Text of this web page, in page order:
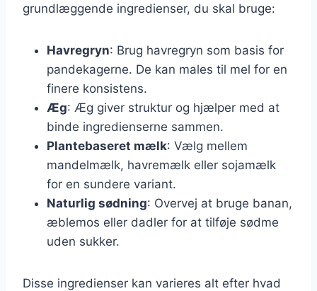
grundlæggende ingredienser, du skal bruge:
Havregryn: Brug havregryn som basis for
pandekagerne. De kan males til mel for en
finere konsistens.
Æg: Æg giver struktur og hjælper med at
binde ingredienserne sammen.
Plantebaseret mælk: Vælg mellem
mandelmælk, havremælk eller sojamælk
for en sundere variant.
Naturlig sødning: Overvej at bruge banan,
æblemos eller dadler for at tilføje sødme
uden sukker.
Disse ingredienser kan varieres alt efter hvad